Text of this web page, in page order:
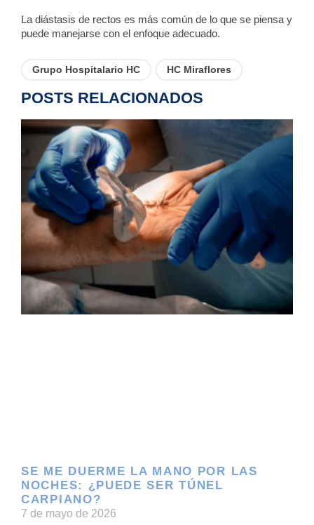
La diástasis de rectos es más común de lo que se piensa y
puede manejarse con el enfoque adecuado.
Grupo Hospitalario HC HC Miraflores
POSTS RELACIONADOS
SE ME DUERME LA MANO POR LAS
NOCHES: ¿PUEDE SER TÚNEL
CARPIANO?
7 de mayo de 2026